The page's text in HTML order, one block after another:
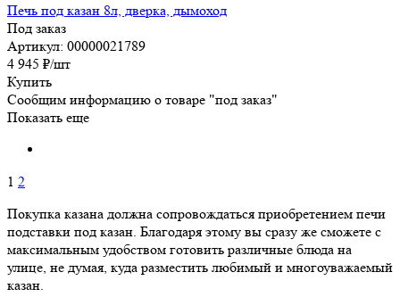
Печь под казан 8л, дверка, дымоход
Под заказ
Артикул: 00000021789
4 945 ₽/шт
Купить
Сообщим информацию о товаре "под заказ"
Показать еще
1 2
Покупка казана должна сопровождаться приобретением печи
подставки под казан. Благодаря этому вы сразу же сможете с
максимальным удобством готовить различные блюда на
улице, не думая, куда разместить любимый и многоуважаемый
казан.